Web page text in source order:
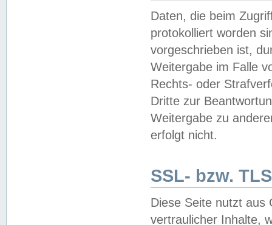
Daten, die beim
protokolliert worden
vorgeschrieben ist,
Weitergabe im Falle
Rechts- oder
Dritte zur
Weitergabe zu
erfolgt nicht.
SSL- bzw.
Diese Seite nutzt aus
vertraulicher Inhalte,